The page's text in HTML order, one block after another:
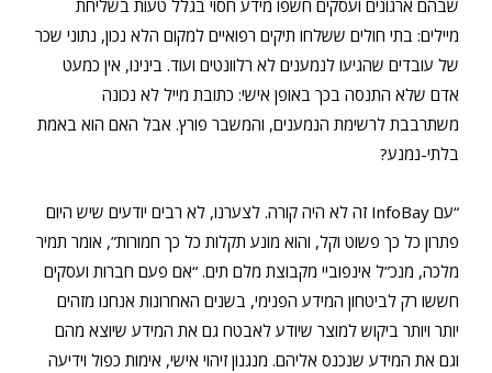
שבהם ארגונים ועסקים חשפו מידע חסוי בגלל טעות בשליחת
מיילים: בתי חולים ששלחו תיקים רפואיים למקום הלא נכון, נתוני שכר
של עובדים שהגיעו לנמענים לא רלוונטים ועוד. בינינו, אין כמעט
אדם שלא התנסה בכך באופן אישי: כתובת מייל לא נכונה
משתרבבת לרשימת הנמענים, והמשבר פורץ. אבל האם הוא באמת
בלתי-נמנע?
“עם InfoBay זה לא היה קורה. לצערנו, לא רבים יודעים שיש היום
פתרון כל כך פשוט וקל, והוא מונע תקלות כל כך חמורות”, אומר תמיר
מלכה, מנכ”ל אינפוביי מקבוצת מלם תים. “אם פעם חברות ועסקים
חששו רק לביטחון המידע הפנימי, בשנים האחרונות אנחנו מזהים
יותר ויותר ביקוש למוצר שיודע לאבטח גם את המידע שיוצא מהם
וגם את המידע שנכנס אליהם. מנגנון זיהוי אישי, אימות כפול וידיעה